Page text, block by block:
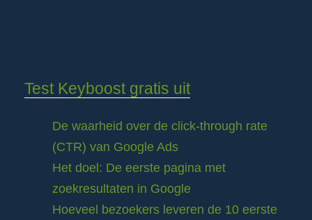
Test Keyboost gratis uit
De waarheid over de click-through rate
(CTR) van Google Ads
Het doel: De eerste pagina met
zoekresultaten in Google
Hoeveel bezoekers leveren de 10 eerste